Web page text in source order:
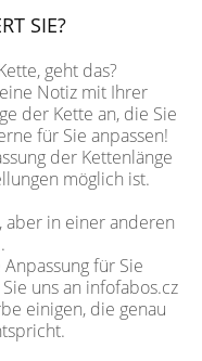
SIE?
geht das?
Notiz mit Ihrer
der Kette an, die Sie
für Sie anpassen!
der Kettenlänge
möglich ist.
aber in einer anderen
für Sie
uns an infofabos.cz
einigen, die genau